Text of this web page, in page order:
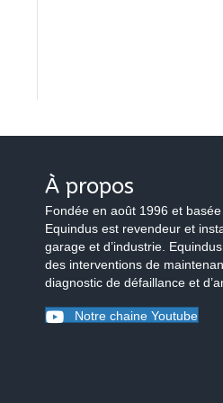
À propos
Fondée en août 1996 et
Equindus est revendeur et
garage et d’industrie.
des interventions de
diagnostic de défaillance et
Notre chaine Youtube